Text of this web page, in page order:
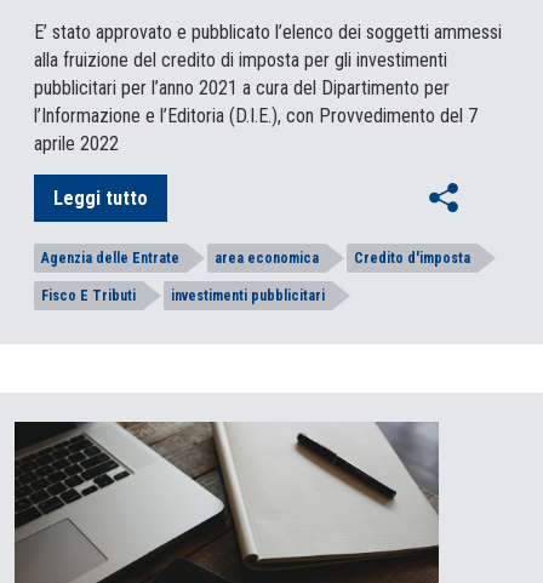
E’ stato approvato e pubblicato l’elenco dei soggetti ammessi
alla fruizione del credito di imposta per gli investimenti
pubblicitari per l’anno 2021 a cura del Dipartimento per
l’Informazione e l’Editoria (D.I.E.), con Provvedimento del 7
aprile 2022
Leggi tutto
Agenzia delle Entrate area economica Credito d'imposta
Fisco E Tributi investimenti pubblicitari